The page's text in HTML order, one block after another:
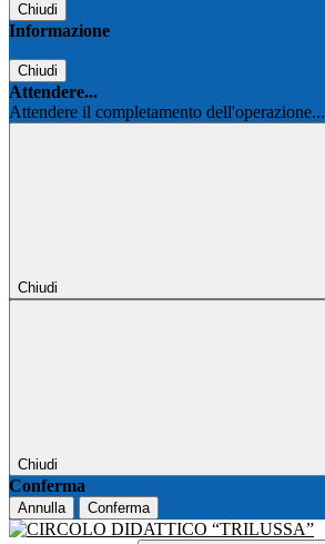
Chiudi
Informazione
Chiudi
Attendere...
Attendere il completamento dell'operazione...
Chiudi
Chiudi
Conferma
Annulla Conferma